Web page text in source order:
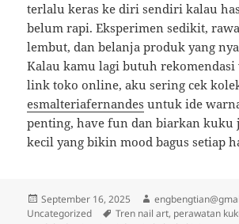
terlalu keras ke diri sendiri kalau
belum rapi. Eksperimen sedikit,
lembut, dan belanja produk yang
Kalau kamu lagi butuh rekomendasi
link toko online, aku sering cek
esmalteriafernandes untuk ide
penting, have fun dan biarkan kuku
kecil yang bikin mood bagus setiap
Posted
on
September 16, 2025 Author
Uncategorized
Tags
Tren nail art, perawatan